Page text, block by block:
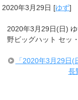
2020年3月29日 [ゆず]
2020年3月29日(日)
野ビッグハット セッ
「2020年3月29日(
長